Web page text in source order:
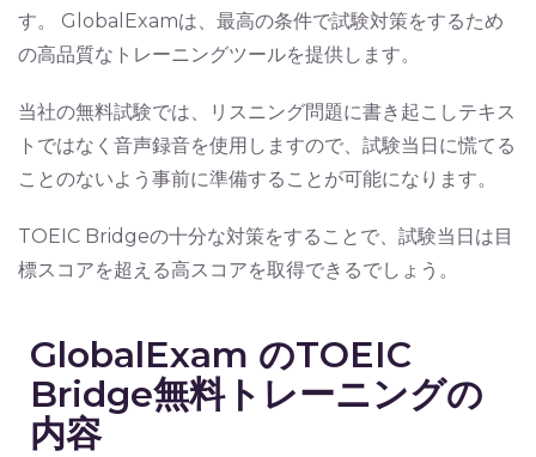
す。 GlobalExamは、最高の条件で試験対策をするため
の高品質なトレーニングツールを提供します。
当社の無料試験では、リスニング問題に書き起こしテキス
トではなく音声録音を使用しますので、試験当日に慌てる
ことのないよう事前に準備することが可能になります。
TOEIC Bridgeの十分な対策をすることで、試験当日は目
標スコアを超える高スコアを取得できるでしょう。
GlobalExam のTOEIC
Bridge無料トレーニングの
内容